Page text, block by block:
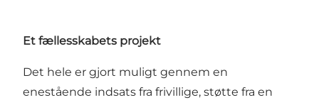
Et fællesskabets projekt
Det hele er gjort muligt gennem en
enestående indsats fra frivillige, støtte fra en